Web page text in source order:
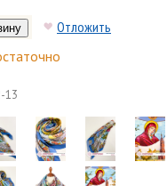
Отложить
13